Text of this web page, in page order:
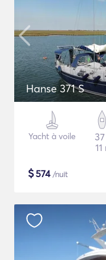
Hanse 371 S
Yacht à voile
11
$574/nuit